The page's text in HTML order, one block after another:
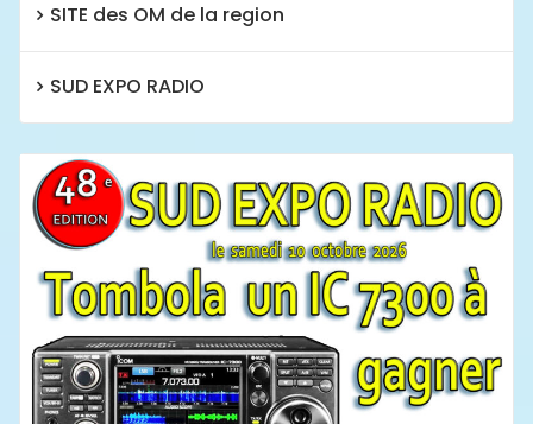
SITE des OM de la region
SUD EXPO RADIO